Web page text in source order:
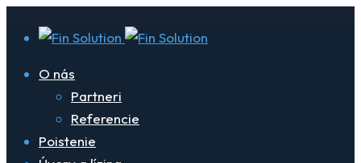
O nás
Partneri
Referencie
Poistenie